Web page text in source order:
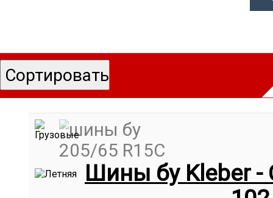
Шины бу Kleber -